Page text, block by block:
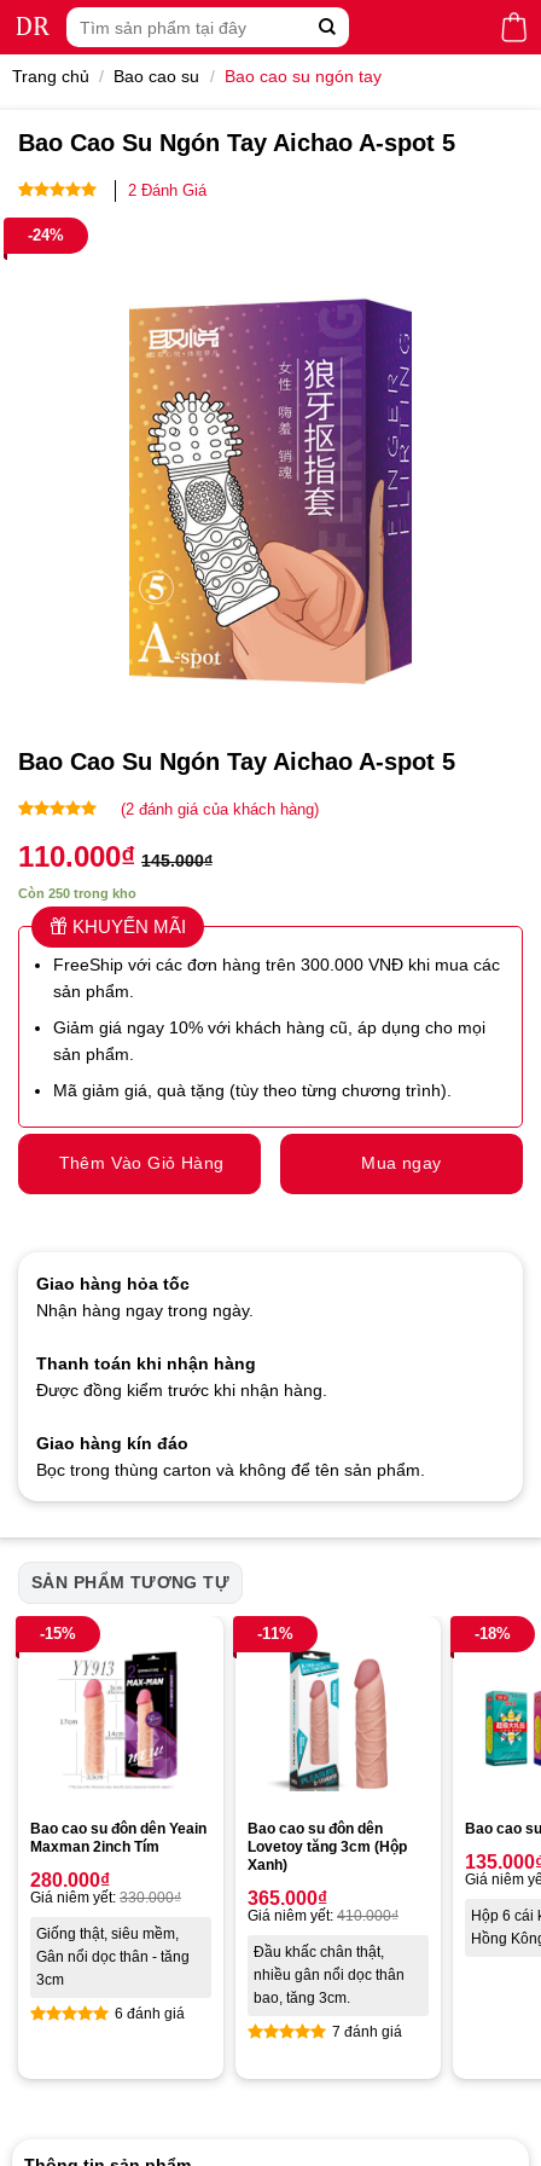
Tìm
kiếm:
Trang chủ / Bao cao su / Bao cao su ngón tay
Bao Cao Su Ngón Tay Aichao A-spot 5
5.00trên 5
dựa trên
2
đánh giá
2Đánh Giá
-24%
Bao Cao Su Ngón Tay Aichao A-spot 5
dựa trên
(2đánh giá của khách hàng)
110.000₫ 145.000₫
Còn 250 trong kho
KHUYẾN MÃI
FreeShip với các đơn hàng trên 300.000 VNĐ khi mua các
sản phẩm.
Giảm giá ngay 10% với khách hàng cũ, áp dụng cho mọi
sản phẩm.
Mã giảm giá, quà tặng (tùy theo từng chương trình).
Thêm Vào Giỏ Hàng Mua ngay
Giao hàng hỏa tốc
Nhận hàng ngay trong ngày.
Thanh toán khi nhận hàng
Được đồng kiểm trước khi nhận hàng.
Giao hàng kín đáo
Bọc trong thùng carton và không để tên sản phẩm.
SẢN PHẨM TƯƠNG TỰ
-15%
Bao cao su đôn dên Yeain
Maxman 2inch Tím
5 sao
280.000₫
Giá niêm yết: 330.000₫
Giống thật, siêu mềm,
Gân nổi dọc thân - tăng
3cm
6 đánh giá
-11%
Bao cao su đôn dên
Lovetoy tăng 3cm (Hộp
Xanh)
hạng4.86
365.000₫
Giá niêm yết: 410.000₫
Đầu khấc chân thật,
nhiều gân nổi dọc thân
bao, tăng 3cm.
7 đánh giá
-18%
Bao cao
135.000
Giá niêm
Hộp 6 cái
Hồng